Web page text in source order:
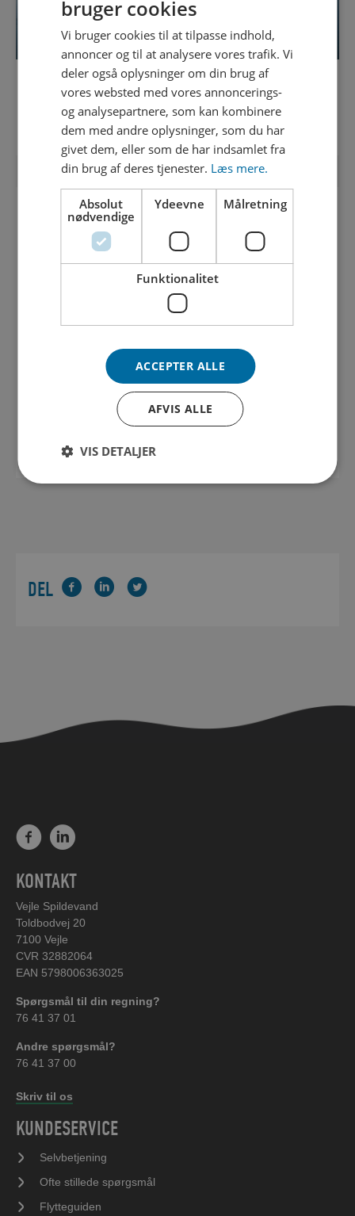
VIRKSOMHEDSPLAN
Læs mere
DYDER OG LEVEREGLER
Læs mere
DEL
KONTAKT
Vejle Spildevand
Toldbodvej 20
7100 Vejle
CVR 32882064
EAN 5798006363025
Spørgsmål til din regning?
76 41 37 01
Andre spørgsmål?
76 41 37 00
Skriv til os
KUNDESERVICE
Selvbetjening
Ofte stillede spørgsmål
Flytteguiden
bruger cookies
Vi bruger cookies til at tilpasse indhold,
annoncer og til at analysere vores trafik. Vi
deler også oplysninger om din brug af
vores websted med vores annoncerings-
og analysepartnere, som kan kombinere
dem med andre oplysninger, som du har
givet dem, eller som de har indsamlet fra
din brug af deres tjenester. Læs mere.
Absolut
nødvendige
Ydeevne Målretning
Funktionalitet
ACCEPTER ALLE
AFVIS ALLE
VIS DETALJER